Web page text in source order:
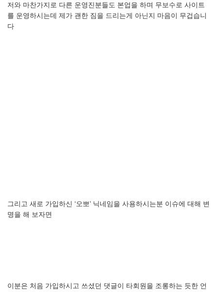
저와 마찬가지로 다른 운영진분들도 본업을 하며 무보수로 사이트
를 운영하시는데 제가 괜한 짐을 드리는게 아닌지 마음이 무겁습니
다
그리고 새로 가입하신 ‘오뽀’ 닉네임을 사용하시는분 이슈에 대해 변
명을 해 보자면
이분은 처음 가입하시고 쓰셨던 댓글이 타회원을 조롱하는 듯한 언